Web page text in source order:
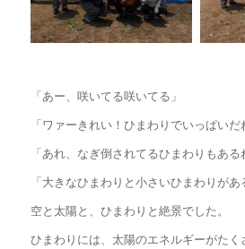
「あー、咲いてる咲いてる」
「ワァーきれい！ ひまわりでいっぱいだ
「あれ、 なぎ倒されてるひまわりもある
「大きなひまわりと小さいひまわりがあ
空と太陽と、 ひまわりと絶景でした。
ひまわりには、太陽のエネルギーがた